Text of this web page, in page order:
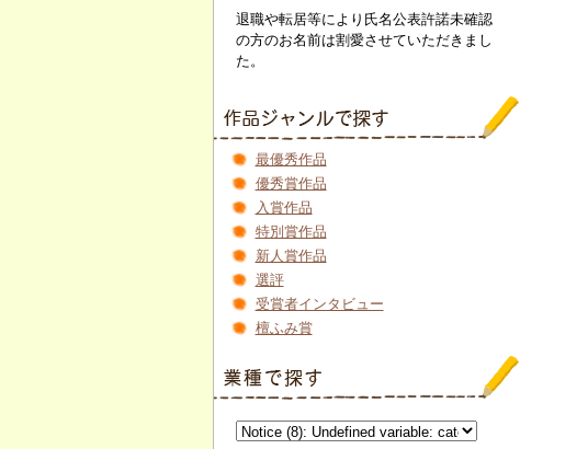
退職や転居等により氏名公表許諾未確認
の方のお名前は割愛させていただきまし
た。
最優秀作品
優秀賞作品
入賞作品
特別賞作品
新人賞作品
選評
受賞者インタビュー
檀ふみ賞